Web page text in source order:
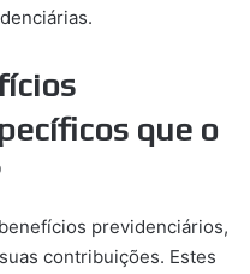
que o
previdenciários,
contribuições. Estes